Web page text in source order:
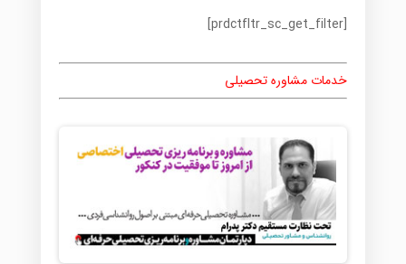
[prdctfltr_sc_get_filter]
خدمات مشاوره تحصیلی